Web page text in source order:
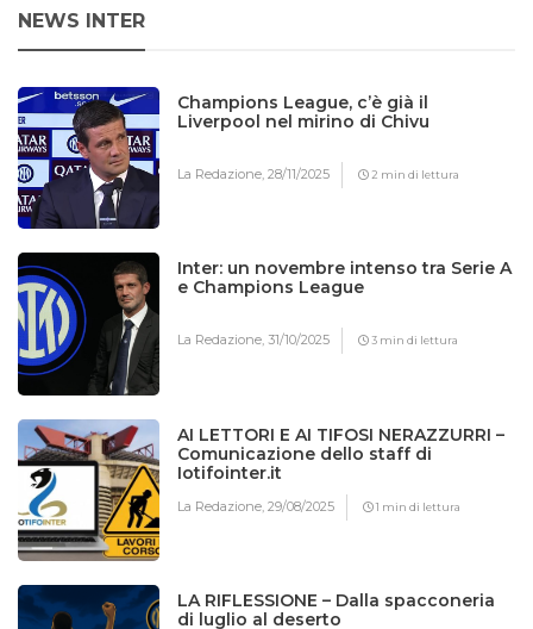
NEWS INTER
Champions League, c’è già il
Liverpool nel mirino di Chivu
La Redazione,28/11/2025 2 min di lettura
Inter: un novembre intenso tra Serie A
e Champions League
La Redazione,31/10/2025 3 min di lettura
AI LETTORI E AI TIFOSI NERAZZURRI –
Comunicazione dello staff di
Iotifointer.it
La Redazione,29/08/2025 1 min di lettura
LA RIFLESSIONE – Dalla spacconeria
di luglio al deserto